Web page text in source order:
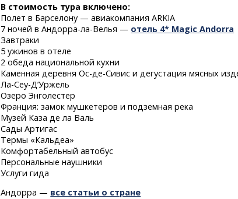
В стоимость тура включено:
Полет в Барселону — авиакомпания ARKIA
7 ночейв Андорра-ла-Велья — отель 4* Magic Andorra
Завтраки
5 ужинов в отеле
2 обеда национальной кухни
Каменная деревняОс-де-Сивис и дегустация мясных
Ла-Сеу-Д’Уржель
Озеро Энголестер
Франция: замок мушкетеров и подземная река
Музей Каза де ла Валь
Сады Артигас
Термы «Кальдеа»
Комфортабельный автобус
Персональные наушники
Услуги гида
Андорра — все статьи о стране